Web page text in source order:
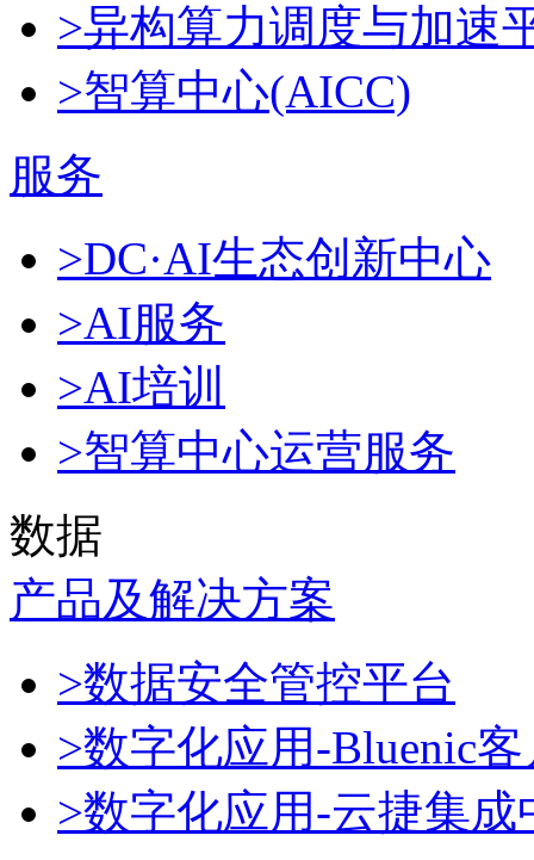
>异构算力调度与加速
>智算中心(AICC)
服务
>DC·AI生态创新中心
>AI服务
>AI培训
>智算中心运营服务
数据
产品及解决方案
>数据安全管控平台
>数字化应用-Bluenic
>数字化应用-云捷集成